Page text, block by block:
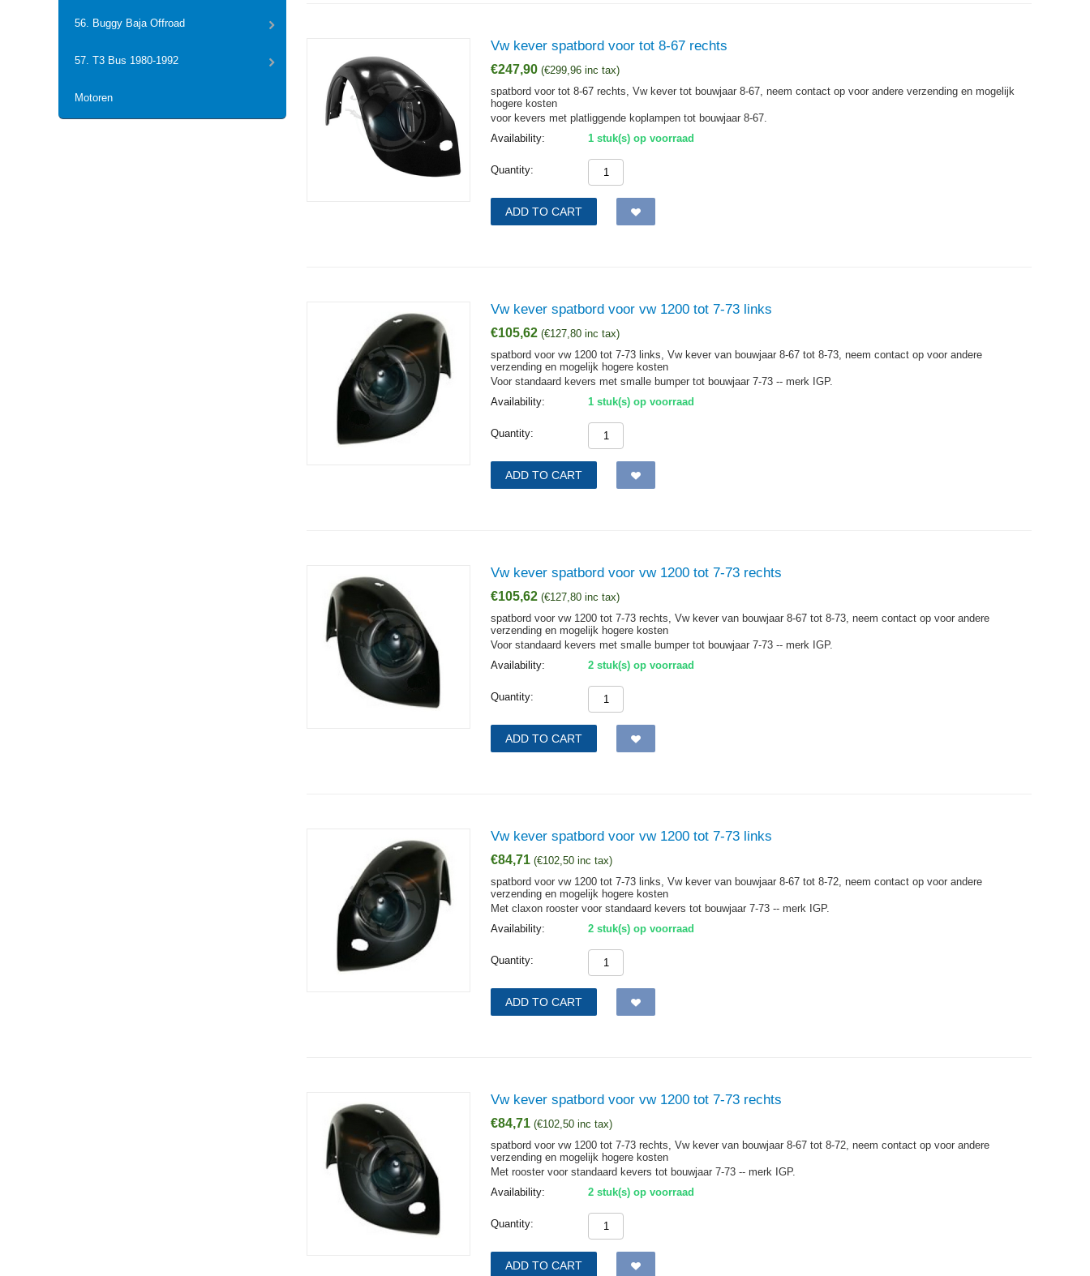
56. Buggy Baja Offroad
57. T3 Bus 1980-1992
Motoren
Vw kever spatbord voor tot 8-67 rechts
€247,90 (€299,96 inc tax)
spatbord voor tot 8-67 rechts, Vw kever tot bouwjaar 8-67, neem contact op voor andere verzending en mogelijk
hogere kosten
voor kevers met platliggende koplampen tot bouwjaar 8-67.
Availability:
1 stuk(s) op voorraad
Quantity:
ADD TO CART
Vw kever spatbord voor vw 1200 tot 7-73 links
€105,62 (€127,80 inc tax)
spatbord voor vw 1200 tot 7-73 links, Vw kever van bouwjaar 8-67 tot 8-73, neem contact op voor andere
verzending en mogelijk hogere kosten
Voor standaard kevers met smalle bumper tot bouwjaar 7-73 -- merk IGP.
Availability:
1 stuk(s) op voorraad
Quantity:
ADD TO CART
Vw kever spatbord voor vw 1200 tot 7-73 rechts
€105,62 (€127,80 inc tax)
spatbord voor vw 1200 tot 7-73 rechts, Vw kever van bouwjaar 8-67 tot 8-73, neem contact op voor andere
verzending en mogelijk hogere kosten
Voor standaard kevers met smalle bumper tot bouwjaar 7-73 -- merk IGP.
Availability:
2 stuk(s) op voorraad
Quantity:
ADD TO CART
Vw kever spatbord voor vw 1200 tot 7-73 links
€84,71 (€102,50 inc tax)
spatbord voor vw 1200 tot 7-73 links, Vw kever van bouwjaar 8-67 tot 8-72, neem contact op voor andere
verzending en mogelijk hogere kosten
Met claxon rooster voor standaard kevers tot bouwjaar 7-73 -- merk IGP.
Availability:
2 stuk(s) op voorraad
Quantity:
ADD TO CART
Vw kever spatbord voor vw 1200 tot 7-73 rechts
€84,71 (€102,50 inc tax)
spatbord voor vw 1200 tot 7-73 rechts, Vw kever van bouwjaar 8-67 tot 8-72, neem contact op voor andere
verzending en mogelijk hogere kosten
Met rooster voor standaard kevers tot bouwjaar 7-73 -- merk IGP.
Availability:
2 stuk(s) op voorraad
Quantity:
ADD TO CART